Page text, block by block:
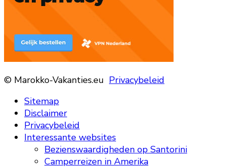
© Marokko-Vakanties.eu Privacybeleid
Sitemap
Disclaimer
Privacybeleid
Interessante websites
Bezienswaardigheden op Santorini
Camperreizen in Amerika